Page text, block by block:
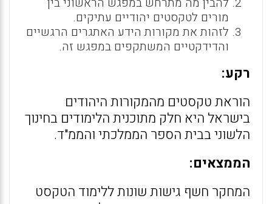
מורים לטקסטים יהודיים עתיקים.
לזהות את מקורות הידע האתגרים הרגשיים
והדידקטיים המשתקפים במפגש זה.
רקע:
הוראת טקסטים מהמקורות היהודים
בישראל היא חלק מתוכנית הלימודים בחינוך
הלשוני בבית הספר הממלכתי והממ"ד.
הממצאים:
המחקר חשף גישות שונות ללימוד הטקסט